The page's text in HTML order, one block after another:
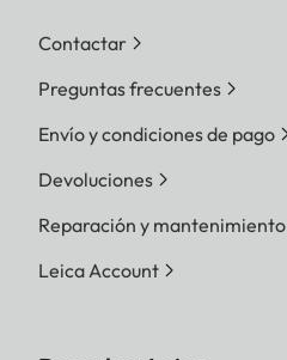
Contactar
Preguntas frecuentes
Envío y condiciones de pago
Devoluciones
Reparación y mantenimiento
Leica Account